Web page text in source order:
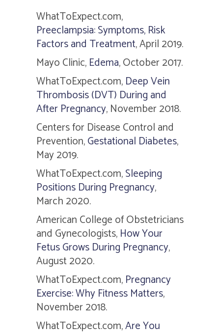
WhatToExpect.com,
Preeclampsia: Symptoms, Risk
Factors and Treatment, April 2019.
Mayo Clinic, Edema, October 2017.
WhatToExpect.com, Deep Vein
Thrombosis (DVT) During and
After Pregnancy, November 2018.
Centers for Disease Control and
Prevention,Gestational Diabetes,
May 2019.
WhatToExpect.com,Sleeping
Positions During Pregnancy,
March 2020.
American College of Obstetricians
and Gynecologists, How Your
Fetus Grows During Pregnancy,
August 2020.
WhatToExpect.com, Pregnancy
Exercise: Why Fitness Matters,
November 2018.
WhatToExpect.com,Are You